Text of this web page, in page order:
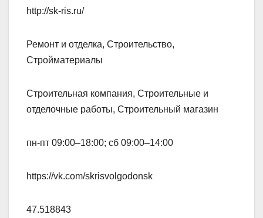
http://sk-ris.ru/
Ремонт и отделка, Строительство,
Стройматериалы
Строительная компания, Строительные и
отделочные работы, Строительный магазин
пн-пт 09:00–18:00; сб 09:00–14:00
https://vk.com/skrisvolgodonsk
47.518843